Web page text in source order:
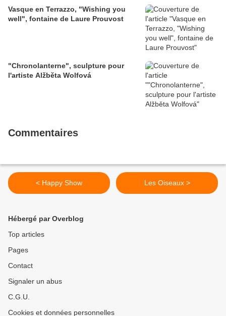
Vasque en Terrazzo, "Wishing you
well", fontaine de Laure Prouvost
"Chronolanterne", sculpture pour
l'artiste Alžběta Wolfová
Commentaires
< Happy Show Les Oiseaux >
Hébergé par Overblog
Top articles
Pages
Contact
Signaler un abus
C.G.U.
Cookies et données personnelles